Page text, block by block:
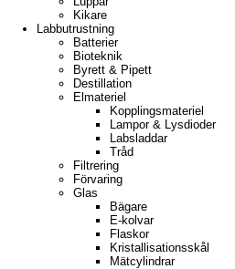
Kikare
Labbutrustning
Batterier
Bioteknik
Byrett & Pipett
Destillation
Elmateriel
Kopplingsmateriel
Lampor & Lysdioder
Labsladdar
Tråd
Filtrering
Förvaring
Glas
Bägare
E-kolvar
Flaskor
Kristallisationsskål
Mätcylindrar